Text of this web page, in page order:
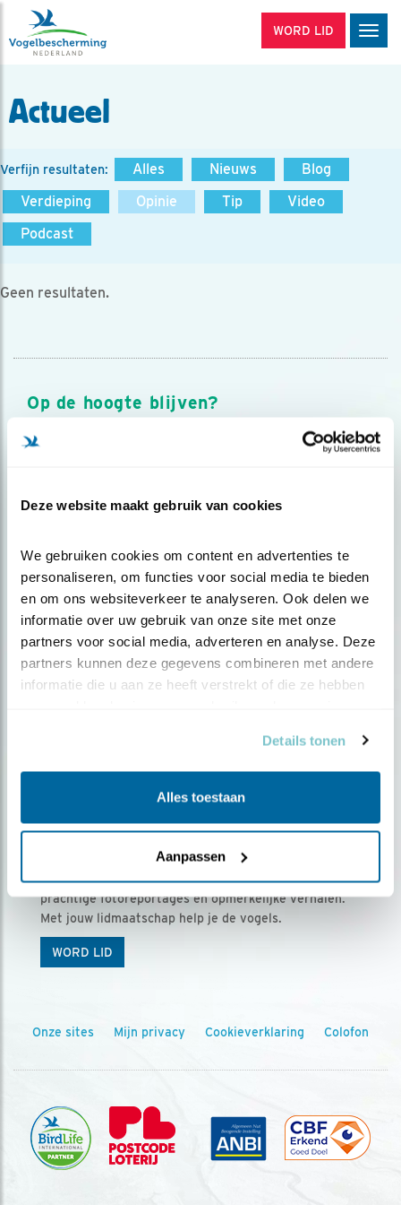
Deze website maakt gebruik van cookies
We gebruiken cookies om content en advertenties te
personaliseren, om functies voor social media te bieden
en om ons websiteverkeer te analyseren. Ook delen we
informatie over uw gebruik van onze site met onze
partners voor social media, adverteren en analyse. Deze
partners kunnen deze gegevens combineren met andere
informatie die u aan ze heeft verstrekt of die ze hebben
Details tonen
Alles toestaan
Aanpassen
WORD LID
Actueel
Verfijn resultaten: Alles Nieuws
Blog
Verdieping
Opinie Tip
Video
Podcast
Geen resultaten.
Op de hoogte blijven?
Meld je aan en ontvang nieuws, inspiratie, acties en tips
over vogels en activiteiten van Vogelbescherming.
Ontvang 5 x Vogels voor € 36,00 per jaar
Vogels is het tijdschrift voor onze leden, met
prachtige fotoreportages en opmerkelijke verhalen.
Met jouw lidmaatschap help je de vogels.
WORD LID
Onze sites Mijn privacy Cookieverklaring Colofon